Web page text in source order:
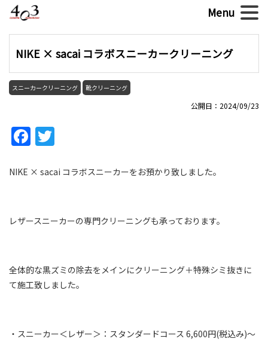
NIKE × sacai コラボスニーカークリーニング
スニーカークリーニング 靴クリーニング
公開日：2024/09/23
Facebook
NIKE × sacai コラボスニーカーをお預かり致しました。
レザースニーカーの専門クリーニングも承っております。
全体的な黒ズミの除去をメインにクリーニング＋特殊シミ抜きに
て施工致しました。
・スニーカー＜レザー＞：スタンダードコース 6,600円(税込み)～